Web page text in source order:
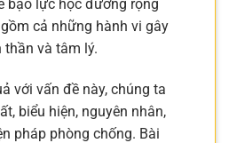
bạo lực học đường rộng
cả những hành vi gây
và tâm lý.
với vấn đề này, chúng ta
biểu hiện, nguyên nhân,
pháp phòng chống. Bài